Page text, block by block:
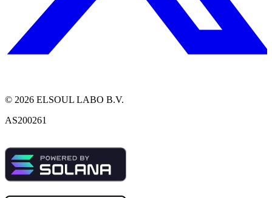
© 2026 ELSOUL LABO B.V.
AS200261